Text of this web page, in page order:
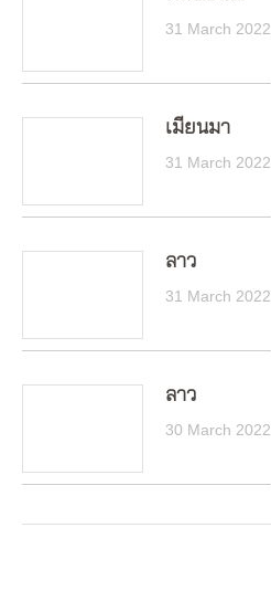
31 March 2022
เมียนมา
31 March 2022
ลาว
31 March 2022
ลาว
30 March 2022